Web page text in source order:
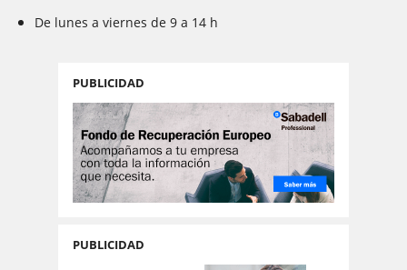
De lunes a viernes de 9 a 14 h
PUBLICIDAD
PUBLICIDAD